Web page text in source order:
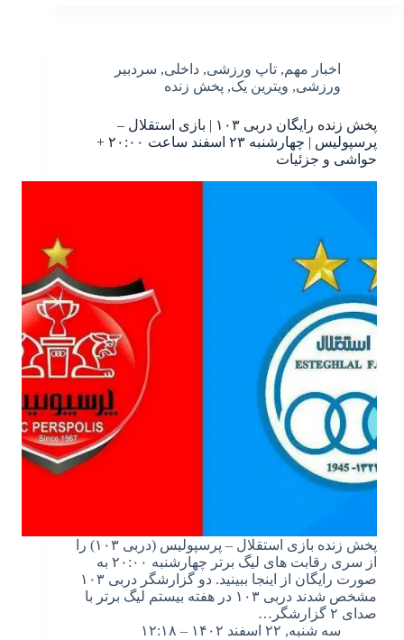
اخبار مهم, تاپ ورزشی, داخلی, سردبیر
ورزشی, ویترین یک, پخش زنده
پخش زنده رایگان دربی ۱۰۳ | بازی استقلال –
پرسپولیس | چهارشنبه ۲۳ اسفند ساعت ۲۰:۰۰ +
حواشی و جزئیات
پخش زنده بازی استقلال – پرسپولیس (دربی ۱۰۳) را
از سری رقابت های لیگ برتر چهارشنبه ۲۰:۰۰ به
صورت رایگان از اینجا ببینید. دو گزارشگر دربی ۱۰۳
مشخص شدند دربی ۱۰۳ در هفته بیستم لیگ برتر با
صدای ۲ گزارشگر…
سه شنبه, ۲۲ اسفند ۱۴۰۲ – ۱۲:۱۸